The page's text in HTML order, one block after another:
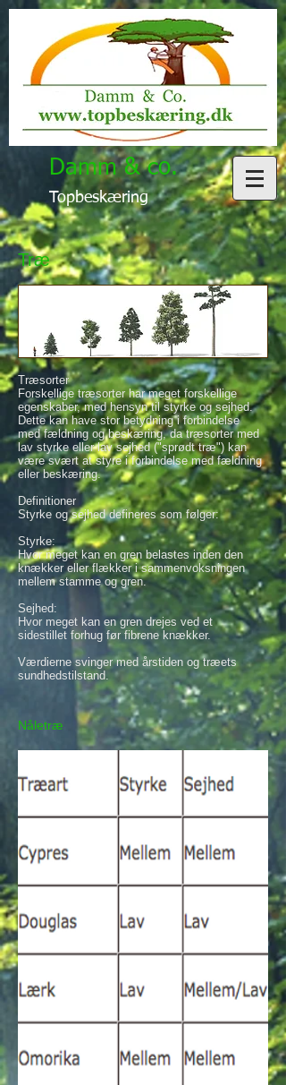
Damm & co.
Topbeskæring
Træ
Træsorter
Forskellige træsorter har meget forskellige
egenskaber, med hensyn til styrke og sejhed.
Dette kan have stor betydning i forbindelse
med fældning og beskæring, da træsorter med
lav styrke eller lav sejhed ("sprødt træ") kan
være svært at styre i forbindelse med fældning
eller beskæring.
Definitioner
Styrke og sejhed defineres som følger:
Styrke:
Hvor meget kan en gren belastes inden den
knækker eller flækker i sammenvoksningen
mellem stamme og gren.
Sejhed:
Hvor meget kan en gren drejes ved et
sidestillet forhug før fibrene knækker.
Værdierne svinger med årstiden og træets
sundhedstilstand.
Nåletræ